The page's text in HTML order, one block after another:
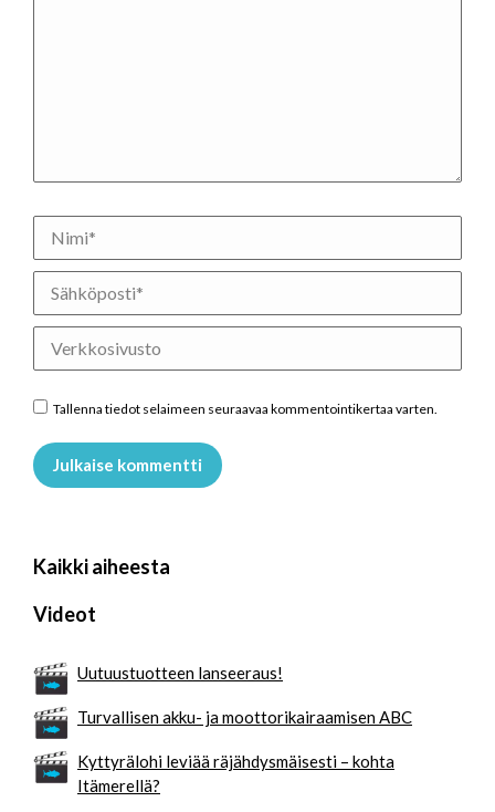
Nimi *
Sähköposti *
Verkkosivusto
Tallenna tiedot selaimeen seuraavaa kommentointikertaa varten.
Julkaise kommentti
Kaikki aiheesta
Videot
Uutuustuotteen lanseeraus!
Turvallisen akku- ja moottorikairaamisen ABC
Kyttyrälohi leviää räjähdysmäisesti – kohta
Itämerellä?